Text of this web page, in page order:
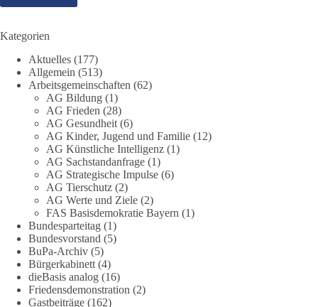
in unseren Rechtsstaat?
🟩🟩🟦🟦🟥🟥🟧🟧
Eine demokratische Gesellschaft lebt nicht davon, unbequeme
Fragen zu vermeiden. Sie lebt davon, Fragen offen zu stellen
und transparent zu beantworten.
dieBasis fordert deshalb weiterhin eine unabhängige,
vollständige und transparente Aufarbeitung der Corona-Politik.
Ohne Denkverbote, ohne Vorverurteilungen und ohne Tabus.
Quellen:
https://apnews.com/article/fauci-diaries-covid-origins-
rand-paul-6b25da9f75a0becbaf2886ab22643e67
https://www.tichyseinblick.de/kolumnen/aus-aller-welt/usa-
tagebuch-fauci-corona-impfung/
#dieBasis #Corona #Aufarbeitung
#Vertrauen
Kategorien
Aktuelles (177)
Allgemein (513)
Arbeitsgemeinschaften (62)
AG Bildung (1)
AG Frieden (28)
AG Gesundheit (6)
AG Kinder, Jugend und Familie (12)
AG Künstliche Intelligenz (1)
AG Sachstandanfrage (1)
AG Strategische Impulse (6)
AG Tierschutz (2)
AG Werte und Ziele (2)
FAS Basisdemokratie Bayern (1)
Bundesparteitag (1)
Bundesvorstand (5)
BuPa-Archiv (5)
Bürgerkabinett (4)
dieBasis analog (16)
Friedensdemonstration (2)
Gastbeiträge (162)